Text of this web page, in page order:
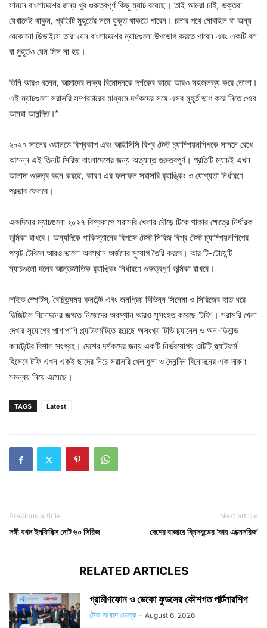
সামনে বাংলাদেশের জন্য খুব গুরুত্বপূর্ণ কিছু ম্যাচ রয়েছে। তাই আমরা চাই, ভক্তরা
যেখানেই থাকুন, প্রতিটি মুহূর্তের সঙ্গে যুক্ত থাকতে পারেন। চলার পথে মোবাইল বা অন্য
যেকোনো ডিভাইসে তারা যেন বাংলাদেশের ম্যাচগুলো উপভোগ করতে পারেন এবং একটি বল
বা মুহূর্তও যেন মিস না হয়।
তিনি আরও বলেন, আমাদের লক্ষ্য বিনোদনকে দর্শকের কাছে আরও সহজলভ্য করে তোলা।
এই ম্যাচগুলো সরাসরি সম্প্রচারের মাধ্যমে দর্শকদের সঙ্গে এসব মুহূর্ত ভাগ করে নিতে পেরে
আমরা আনন্দিত।”
২০২৭ সালের ওয়ানডে বিশ্বকাপ এবং আইসিসি বিশ্ব টেস্ট চ্যাম্পিয়নশিপকে সামনে রেখে
আসন্ন এই তিনটি সিরিজ বাংলাদেশের জন্য অত্যন্ত গুরুত্বপূর্ণ। প্রতিটি ম্যাচই এখন
আলাদা গুরুত্ব বহন করছে, কারণ এর ফলাফল সরাসরি র‌্যাঙ্কিং ও যোগ্যতা নির্ধারণে
প্রভাব ফেলবে।
একদিনের ম্যাচগুলো ২০২৭ বিশ্বকাপে সরাসরি খেলার দৌড়ে টিকে থাকার ক্ষেত্রে নির্ধারক
ভূমিকা রাখবে। অন্যদিকে পাকিস্তানের বিপক্ষে টেস্ট সিরিজ বিশ্ব টেস্ট চ্যাম্পিয়নশিপের
পয়েন্ট টেবিলে আরও ভালো অবস্থান অর্জনের সুযোগ তৈরি করবে। আর টি-টোয়েন্টি
ম্যাচগুলো দলের আন্তর্জাতিক র‌্যাঙ্কিং নির্ধারণে গুরুত্বপূর্ণ ভূমিকা রাখবে।
লাইভ স্পোর্টস,বৈচিত্র্যময় কনটেন্ট এবং জনপ্রিয় বিভিন্ন সিনেমা ও সিরিজের হাত ধরে
ডিজিটাল বিনোদনের জগতে নিজেদের অবস্থান আরও সুসংহত করেছে ‘টফি’। সরাসরি খেলা
দেখার সুযোগের পাশাপাশি প্ল্যাটফর্মটিতে রয়েছে অসংখ্য টিভি চ্যানেল ও অন-ডিমান্ড
কনটেন্টের বিশাল সংগ্রহ। দেশের দর্শকদের জন্য একটি নির্ভরযোগ্য ওটিটি প্ল্যাটফর্ম
হিসেবে টফি এখন একই ছাদের নিচে সরাসরি খেলাধুলা ও দৈনন্দিন বিনোদনের এক দারুণ
সমন্বয় নিয়ে এসেছে।
TAGS Latest
Previous article
সঙ্গী যখন ইনফিনিক্স নোট ৬০ সিরিজ
Next article
দেশের বাজারে ব্লিসবন্ডের ‘কার এক্সেসরিজ’
RELATED ARTICLES
গ্রামীণফোন ও ডেকো ফুডসের কৌশগত পার্টনারশিপ
টেক সংবাদ ডেস্ক - August 6, 2026